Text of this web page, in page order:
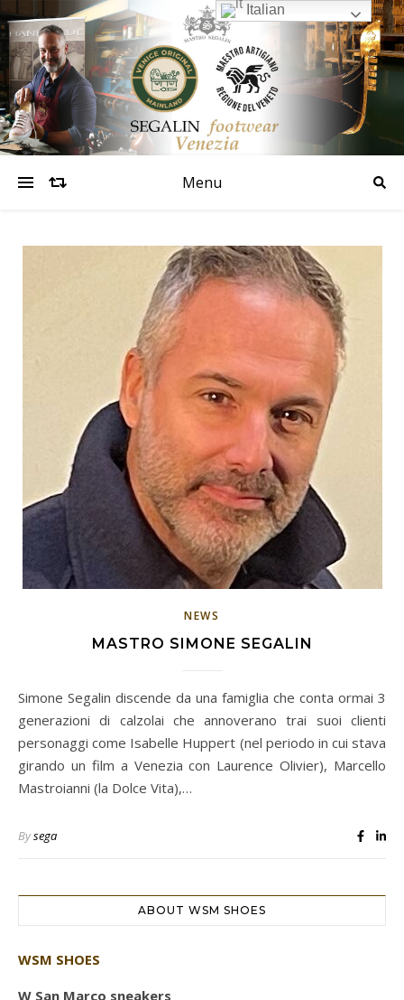
Menu
NEWS
MASTRO SIMONE SEGALIN
Simone Segalin discende da una famiglia che conta ormai 3
generazioni di calzolai che annoverano trai suoi clienti
personaggi come Isabelle Huppert (nel periodo in cui stava
girando un film a Venezia con Laurence Olivier), Marcello
Mastroianni (la Dolce Vita),…
Bysega
ABOUT WSM SHOES
WSM SHOES
W San Marco sneakers
Italian